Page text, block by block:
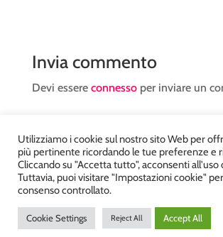
Invia commento
Devi essere connessoper inviare un
Atelier Kyriad da Mary – via Carducci, 12
Sondrio P.Iva 00812910149 – Tel. 0343
realizzato da
Utilizziamo i cookie sul nostro sito Web per
più pertinente ricordando le tue preferenze e
Cliccando su "Accetta tutto", acconsenti all'uso
Tuttavia, puoi visitare "Impostazioni cookie"
consenso controllato.
Cookie Settings Reject All Accept All